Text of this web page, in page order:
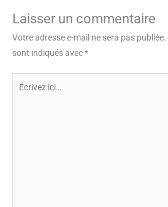
Laisser un commentaire
Votre adresse e-mail ne sera pas publiée.
sont indiqués avec*